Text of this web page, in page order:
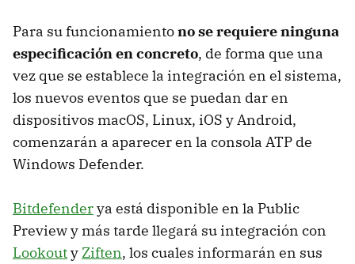
Para su funcionamientono se requiere ninguna
especificación en concreto, de forma que una
vez que se establece la integración en el sistema,
los nuevos eventos que se puedan dar en
dispositivos macOS, Linux, iOS y Android,
comenzarán a aparecer en la consola ATP de
Windows Defender.
Bitdefenderya está disponible en la Public
Preview y más tarde llegará su integración con
Lookouty Ziften, los cuales informarán en sus